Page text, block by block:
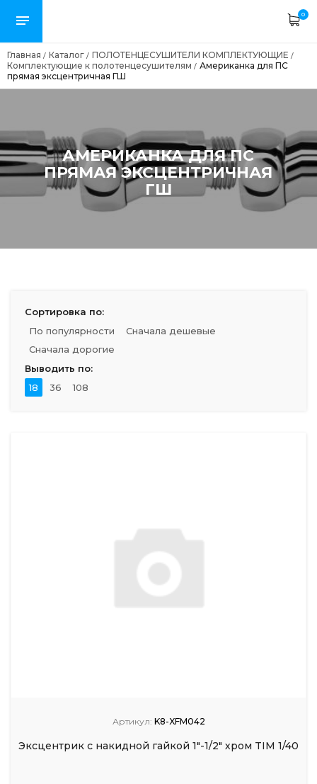
0
Главная / Каталог / ПОЛОТЕНЦЕСУШИТЕЛИ КОМПЛЕКТУЮЩИЕ /
Комплектующие к полотенцесушителям / Американка для ПС
прямая эксцентричная ГШ
АМЕРИКАНКА ДЛЯ ПС
ПРЯМАЯ ЭКСЦЕНТРИЧНАЯ
ГШ
Сортировка по:
По популярности
Сначала дешевые
Сначала дорогие
Выводить по:
18
36 108
Артикул: K8-XFM042
Эксцентрик с накидной гайкой 1"-1/2" хром TIM 1/40